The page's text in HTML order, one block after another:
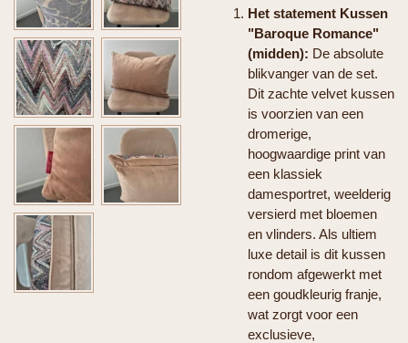
Het statement Kussen
"Baroque Romance"
(midden): De absolute
blikvanger van de set.
Dit zachte velvet kussen
is voorzien van een
dromerige,
hoogwaardige print van
een klassiek
damesportret, weelderig
versierd met bloemen
en vlinders. Als ultiem
luxe detail is dit kussen
rondom afgewerkt met
een goudkleurig franje,
wat zorgt voor een
exclusieve,